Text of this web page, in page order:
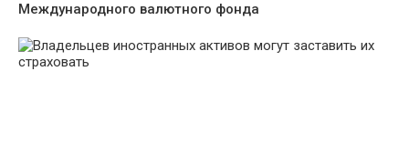
Международного валютного фонда